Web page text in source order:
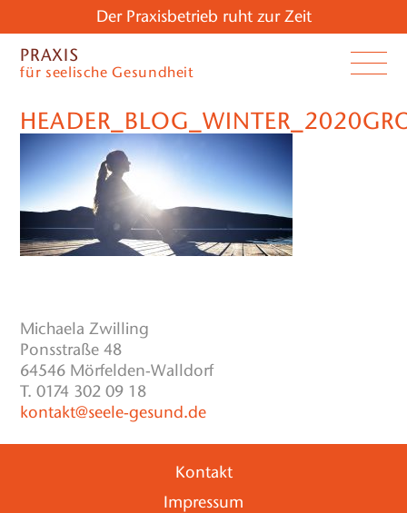
Der Praxisbetrieb ruht zur Zeit
PRAXIS
für seelische Gesundheit
Michaela Zwilling
Ponsstraße 48
64546 Mörfelden-Walldorf
T. 0174 302 09 18
kontakt@seele-gesund.de
Kontakt
Impressum